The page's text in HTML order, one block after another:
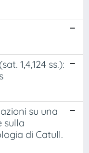
1,4,124 ss.):
su una
sulla
di Catull.